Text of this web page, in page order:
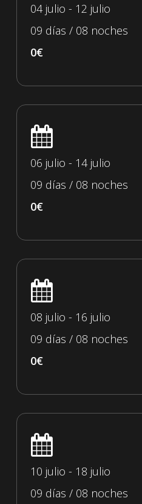
04 julio - 12 julio
09 días / 08 noches
0€
06 julio - 14 julio
09 días / 08 noches
0€
08 julio - 16 julio
09 días / 08 noches
0€
10 julio - 18 julio
09 días / 08 noches